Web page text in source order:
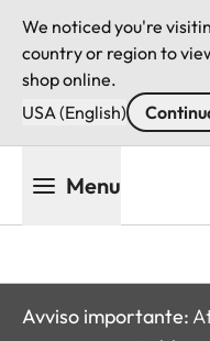
We noticed you're
country or region to
shop online.
USA (English)
Menu
Avviso importante: